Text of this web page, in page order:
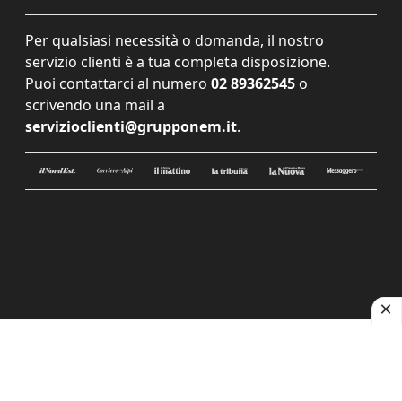
Per qualsiasi necessità o domanda, il nostro
servizio clienti è a tua completa disposizione.
Puoi contattarci al numero 02 89362545 o
scrivendo una mail a
servizioclienti@grupponem.it.